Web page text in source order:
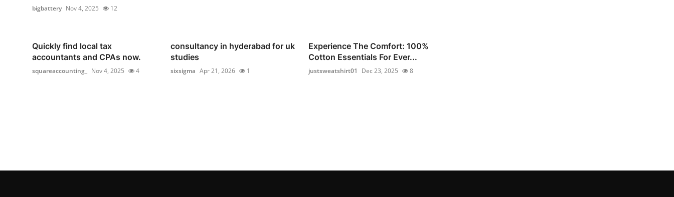
bigbattery Nov 4, 2025 12
Quickly find local tax
accountants and CPAs now.
squareaccounting_ Nov 4, 2025 4
consultancy in hyderabad for uk
studies
sixsigma Apr 21, 2026 1
Experience The Comfort: 100%
Cotton Essentials For Ever...
justsweatshirt01 Dec 23, 2025 8